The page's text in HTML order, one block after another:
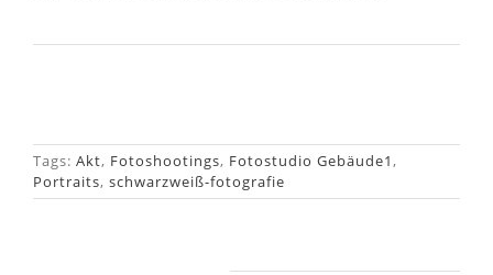
Tags: Akt, Fotoshootings, Fotostudio Gebäude1,
Portraits, schwarzweiß-fotografie